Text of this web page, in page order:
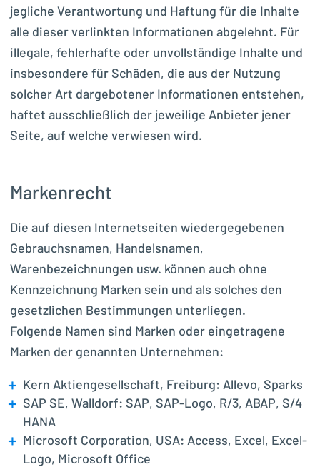
jegliche Verantwortung und Haftung für die Inhalte
alle dieser verlinkten Informationen abgelehnt. Für
illegale, fehlerhafte oder unvollständige Inhalte und
insbesondere für Schäden, die aus der Nutzung
solcher Art dargebotener Informationen entstehen,
haftet ausschließlich der jeweilige Anbieter jener
Seite, auf welche verwiesen wird.
Markenrecht
Die auf diesen Internetseiten wiedergegebenen
Gebrauchsnamen, Handelsnamen,
Warenbezeichnungen usw. können auch ohne
Kennzeichnung Marken sein und als solches den
gesetzlichen Bestimmungen unterliegen.
Folgende Namen sind Marken oder eingetragene
Marken der genannten Unternehmen:
Kern Aktiengesellschaft, Freiburg: Allevo, Sparks
SAP SE, Walldorf: SAP, SAP-Logo, R/3, ABAP, S/4
HANA
Microsoft Corporation, USA: Access, Excel, Excel-
Logo, Microsoft Office